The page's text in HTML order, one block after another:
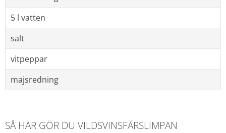
5 l vatten
salt
vitpeppar
majsredning
SÅ HÄR GÖR DU VILDSVINSFÄRSLIMPAN